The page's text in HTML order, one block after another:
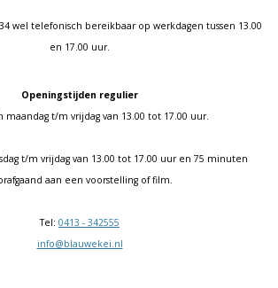
wel telefonisch bereikbaar op werkdagen tussen 13.00
en 17.00 uur.
Openingstijden regulier
maandag t/m vrijdag van 13.00 tot 17.00 uur.
t/m vrijdag van 13.00 tot 17.00 uur en 75 minuten
aan een voorstelling of film.
Tel: 0413 - 342555
info@blauwekei.nl